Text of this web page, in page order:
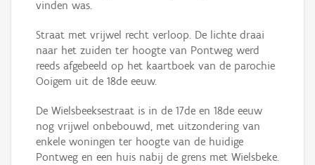
vinden was.
Straat met vrijwel recht verloop. De lichte draai
naar het zuiden ter hoogte van Pontweg werd
reeds afgebeeld op het kaartboek van de parochie
Ooigem uit de 18de eeuw.
De Wielsbeeksestraat is in de 17de en 18de eeuw
nog vrijwel onbebouwd, met uitzondering van
enkele woningen ter hoogte van de huidige
Pontweg en een huis nabij de grens met Wielsbeke.